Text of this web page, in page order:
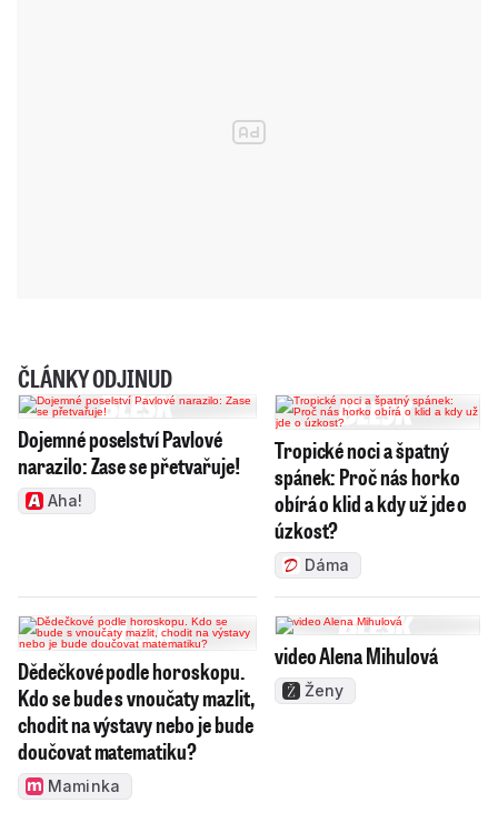
ČLÁNKY ODJINUD
Dojemné poselství Pavlové
narazilo: Zase se přetvařuje!
Aha!
Tropické noci a špatný
spánek: Proč nás horko
obírá o klid a kdy už jde o
úzkost?
Dáma
Dědečkové podle horoskopu.
Kdo se bude s vnoučaty mazlit,
chodit na výstavy nebo je bude
doučovat matematiku?
Maminka
video Alena Mihulová
Ženy